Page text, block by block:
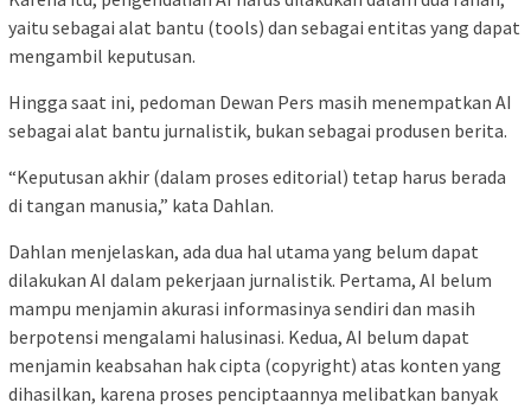
yaitu sebagai alat bantu (tools) dan sebagai entitas yang dapat
mengambil keputusan.
Hingga saat ini, pedoman Dewan Pers masih menempatkan AI
sebagai alat bantu jurnalistik, bukan sebagai produsen berita.
“Keputusan akhir (dalam proses editorial) tetap harus berada
di tangan manusia,” kata Dahlan.
Dahlan menjelaskan, ada dua hal utama yang belum dapat
dilakukan AI dalam pekerjaan jurnalistik. Pertama, AI belum
mampu menjamin akurasi informasinya sendiri dan masih
berpotensi mengalami halusinasi. Kedua, AI belum dapat
menjamin keabsahan hak cipta (copyright) atas konten yang
dihasilkan, karena proses penciptaannya melibatkan banyak